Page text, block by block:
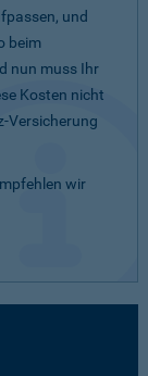
und
beim
nun muss Ihr
Kosten nicht
Versicherung
wir